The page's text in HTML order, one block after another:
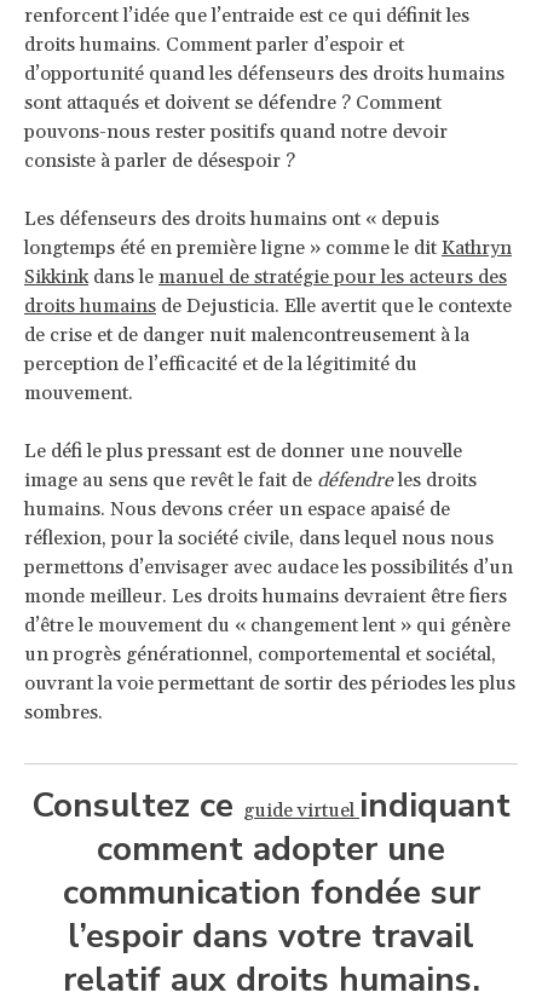
renforcent l’idée que l’entraide est ce qui définit les
droits humains. Comment parler d’espoir et
d’opportunité quand les défenseurs des droits humains
sont attaqués et doivent se défendre ? Comment
pouvons-nous rester positifs quand notre devoir
consiste à parler de désespoir ?
Les défenseurs des droits humains ont « depuis
longtemps été en première ligne » comme le dit Kathryn
Sikkinkdans le manuel de stratégie pour les acteurs des
droits humains de Dejusticia. Elle avertit que le contexte
de crise et de danger nuit malencontreusement à la
perception de l’efficacité et de la légitimité du
mouvement.
Le défi le plus pressant est de donner une nouvelle
image au sens que revêt le fait de défendreles droits
humains. Nous devons créer un espace apaisé de
réflexion, pour la société civile, dans lequel nous nous
permettons d’envisager avec audace les possibilités d’un
monde meilleur. Les droits humains devraient être fiers
d’être le mouvement du « changement lent » qui génère
un progrès générationnel, comportemental et sociétal,
ouvrant la voie permettant de sortir des périodes les plus
sombres.
Consultez ce guide virtuel indiquant
comment adopter une
communication fondée sur
l’espoir dans votre travail
relatif aux droits humains.